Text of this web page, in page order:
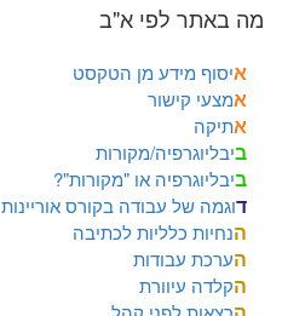
מה באתר לפי א"ב
איסוף מידע מן הטקסט
אמצעי קישור
אתיקה
ביבליוגרפיה/מקורות
ביבליוגרפיה או "מקורות"?
דוגמה של עבודה בקורס אוריינות
הנחיות כלליות לכתיבה
הערכת עבודות
הקלדה עיוורת